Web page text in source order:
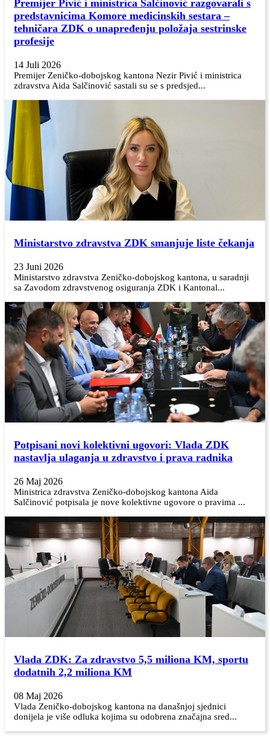
Premijer Pivić i ministrica Salčinović razgovarali s
predstavnicima Komore medicinskih sestara –
tehničara ZDK o unapređenju položaja sestrinske
profesije
14 Juli 2026
Premijer Zeničko-dobojskog kantona Nezir Pivić i ministrica
zdravstva Aida Salčinović sastali su se s predsjed...
Ministarstvo zdravstva ZDK smanjuje liste čekanja
23 Juni 2026
Ministarstvo zdravstva Zeničko-dobojskog kantona, u saradnji
sa Zavodom zdravstvenog osiguranja ZDK i Kantonal...
Potpisani novi kolektivni ugovori: Vlada ZDK
nastavlja ulaganja u zdravstvo i prava radnika
26 Maj 2026
Ministrica zdravstva Zeničko-dobojskog kantona Aida
Salčinović potpisala je nove kolektivne ugovore o pravima ...
Vlada ZDK: Za zdravstvo 5,5 miliona KM, sportu
dodatnih 2,2 miliona KM
08 Maj 2026
Vlada Zeničko-dobojskog kantona na današnjoj sjednici
donijela je više odluka kojima su odobrena značajna sred...